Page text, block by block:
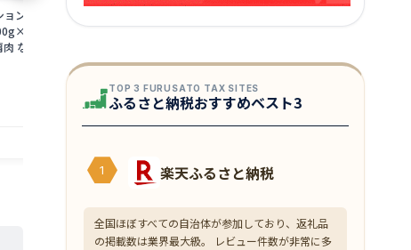
ン フルポーション
個 50本 / 500g
なし 刺身 ズワイ
い蟹 ギフト 父の日
店舗：ほっきょ庵
×5パック そのままお召し上がりいただ
「秘密のケンミンSHOW」
4,200円～
店舗：ほっきょ庵
いか串 イカ
惣菜 おつまみ
TOP 3 FURUSATO TAX SITES
ふるさと納税おすすめベスト3
1 楽天ふるさと納税
全国ほぼすべての自治体が参加しており、返礼品
の掲載数は業界最大級。 レビュー件数が非常に多